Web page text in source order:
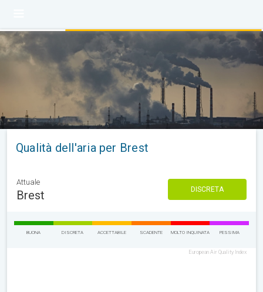
Qualità dell'aria per Brest
Attuale
Brest DISCRETA
BUONA DISCRETA ACCETTABILE SCADENTE MOLTO INQUINATA PESSIMA
European Air Quality Index